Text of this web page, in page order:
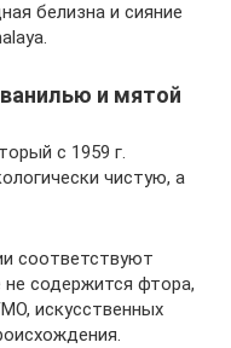
белизна и сияние
и мятой
с 1959 г.
чистую, а
соответствуют
содержится фтора,
искусственных